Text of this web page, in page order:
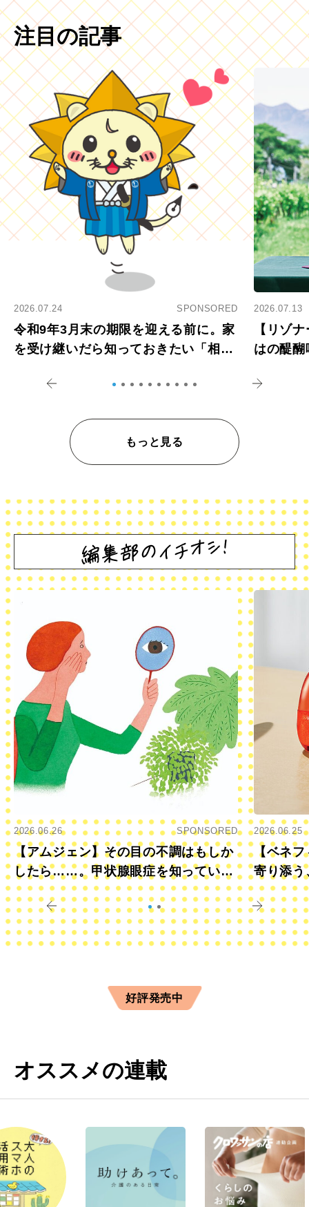
注目の記事
2026.07.24 SPONSORED
令和9年3月末の期限を迎える前に。家
を受け継いだら知っておきたい「相続
2026.07.13
【リゾ
はの醍
もっと見る
2026.06.26 SPONSORED
【アムジェン】その目の不調はもしか
したら……。甲状腺眼症を知っていま
すか？
2026.06.25
【ベネフ
寄り添う
きに
好評発売中
オススメの連載